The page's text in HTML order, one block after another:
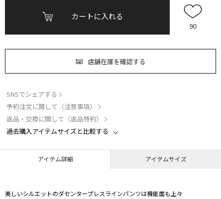
カートに入れる
90
店舗在庫を確認する
SNSでシェアする
予約注文に関して（注意事項）
返品・交換に関して（返品特約）
過去購入アイテムサイズと比較する
アイテム詳細 アイテムサイズ
美しいシルエットのダセンタープレスラインパンツは機能面も上々